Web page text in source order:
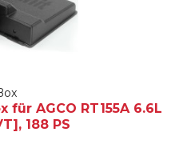
AGCO RT155A 6.6L
188 PS